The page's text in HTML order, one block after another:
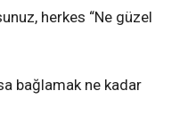
herkes “Ne güzel
bağlamak ne kadar